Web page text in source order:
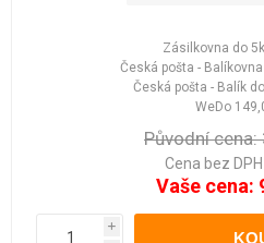
Zásilkovna do
Česká pošta -
Česká pošta - Balík
WeDo
Původní cena:
Cena bez
Vaše cena:
i